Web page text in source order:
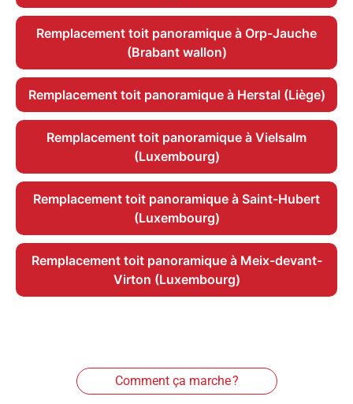
Remplacement toit panoramique à Orp-Jauche
(Brabant wallon)
Remplacement toit panoramique à Herstal (Liège)
Remplacement toit panoramique à Vielsalm
(Luxembourg)
Remplacement toit panoramique à Saint-Hubert
(Luxembourg)
Remplacement toit panoramique à Meix-devant-
Virton (Luxembourg)
Comment ça marche ?